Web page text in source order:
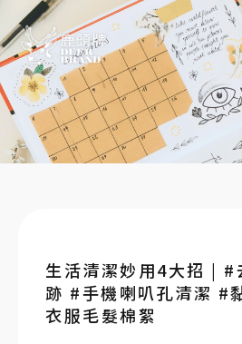
生活清潔妙用4大招 | #
跡 #手機喇叭孔清潔 #
衣服毛髮棉絮